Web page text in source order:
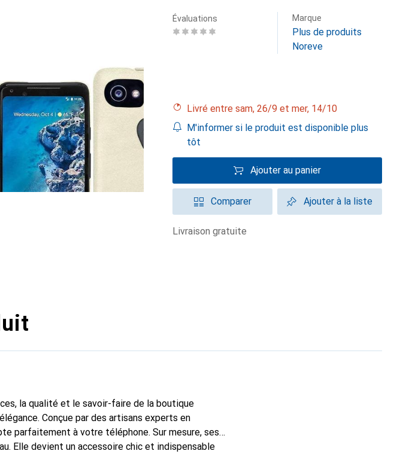
Évaluations Marque
Plus de produits
Noreve
Livré entre sam, 26/9 et mer, 14/10
M'informer si le produit est disponible plus
tôt
Ajouter au panier
Comparer Ajouter à la liste
livraison gratuite
la qualité et le savoir-faire de la boutique
Conçue par des artisans experts en
parfaitement à votre téléphone. Sur mesure, ses
Elle devient un accessoire chic et indispensable